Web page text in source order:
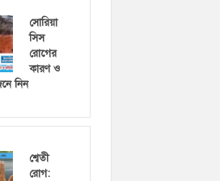
সোরিয়া
সিস
রোগের
কারণ ও
নিন
শ্বেতী
রোগ: